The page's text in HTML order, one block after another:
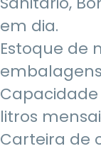
em dia.
Estoque de
litros
Carteira de